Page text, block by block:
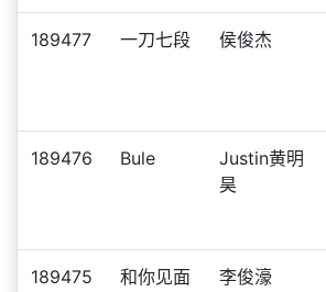
189477 一刀七段 侯俊杰
189476 Bule
Justin黄明
昊
189475 和你见面 李俊濠